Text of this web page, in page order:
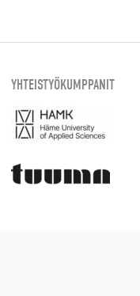
YHTEISTYÖKUMPPANIT